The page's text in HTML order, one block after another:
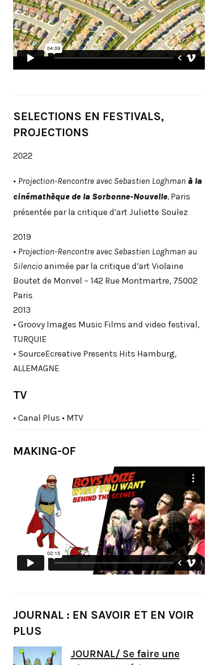
SELECTIONS EN FESTIVALS,
PROJECTIONS
2022
• Projection-Rencontre avec Sebastien Loghman à la
cinémathèque de la Sorbonne-Nouvelle,Paris
présentée par la critique d’art Juliette Soulez
2019
• Projection-Rencontre avec Sebastien Loghman au
Silencioanimée par la critique d’art Violaine
Boutet de Monvel – 142 Rue Montmartre, 75002
Paris
2013
• Groovy Images Music Films and video festival,
TURQUIE
• SourceEcreative Presents Hits Hamburg,
ALLEMAGNE
TV
• Canal Plus • MTV
MAKING-OF
JOURNAL : EN SAVOIR ET EN VOIR
PLUS
JOURNAL/ Se faire une